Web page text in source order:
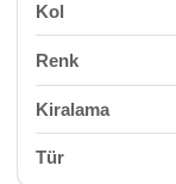
Kol
Renk
Kiralama
Tür